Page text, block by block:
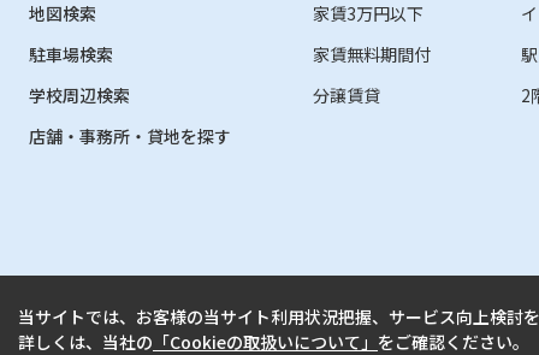
地図検索
駐車場検索
学校周辺検索
店舗・事務所・貸地を探す
家賃3万円以下
家賃無料期間付
分譲賃貸
2
当サイトでは、お客様の当サイト利用状況把握、サービス向上検
詳しくは、当社の 「Cookieの取扱いについて」 をご確認ください。